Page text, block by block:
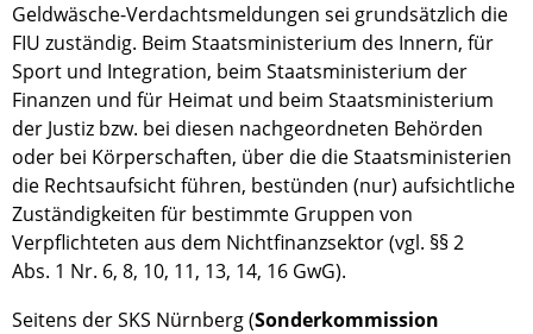
Geldwäsche-Verdachtsmeldungen sei grundsätzlich die
FIU zuständig. Beim Staatsministerium des Innern, für
Sport und Integration, beim Staatsministerium der
Finanzen und für Heimat und beim Staatsministerium
der Justiz bzw. bei diesen nachgeordneten Behörden
oder bei Körperschaften, über die die Staatsministerien
die Rechtsaufsicht führen, bestünden (nur) aufsichtliche
Zuständigkeiten für bestimmte Gruppen von
Verpflichteten aus dem Nichtfinanzsektor (vgl. §§ 2
Abs. 1 Nr. 6, 8, 10, 11, 13, 14, 16 GwG).
Seitens der SKS Nürnberg (Sonderkommission